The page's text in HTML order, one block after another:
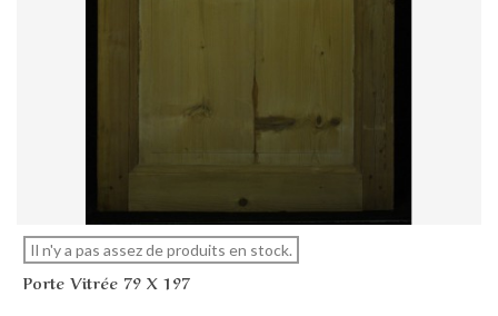
Il n'y a pas assez de produits en stock.
Porte Vitrée 79 X 197